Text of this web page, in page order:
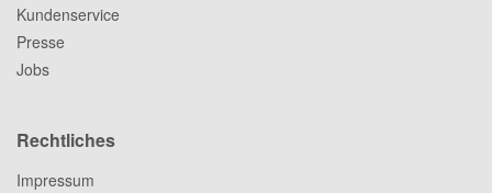
Kundenservice
Presse
Jobs
Rechtliches
Impressum